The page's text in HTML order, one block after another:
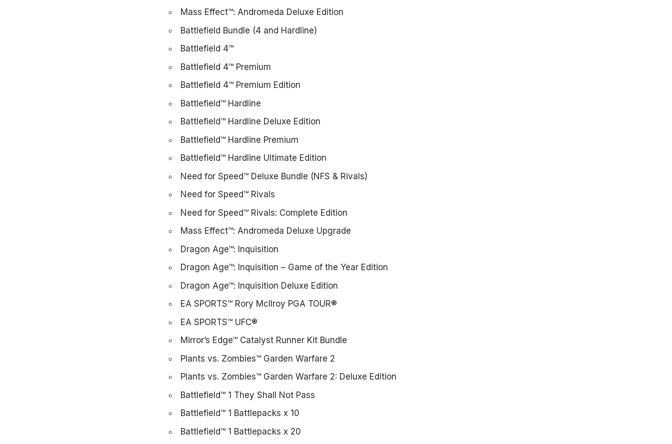
Mass Effect™: Andromeda Deluxe Edition
Battlefield Bundle (4 and Hardline)
Battlefield 4™
Battlefield 4™ Premium
Battlefield 4™ Premium Edition
Battlefield™ Hardline
Battlefield™ Hardline Deluxe Edition
Battlefield™ Hardline Premium
Battlefield™ Hardline Ultimate Edition
Need for Speed™ Deluxe Bundle (NFS & Rivals)
Need for Speed™ Rivals
Need for Speed™ Rivals: Complete Edition
Mass Effect™: Andromeda Deluxe Upgrade
Dragon Age™: Inquisition
Dragon Age™: Inquisition – Game of the Year Edition
Dragon Age™: Inquisition Deluxe Edition
EA SPORTS™ Rory McIlroy PGA TOUR®
EA SPORTS™ UFC®
Mirror’s Edge™ Catalyst Runner Kit Bundle
Plants vs. Zombies™ Garden Warfare 2
Plants vs. Zombies™ Garden Warfare 2: Deluxe Edition
Battlefield™ 1 They Shall Not Pass
Battlefield™ 1 Battlepacks x 10
Battlefield™ 1 Battlepacks x 20